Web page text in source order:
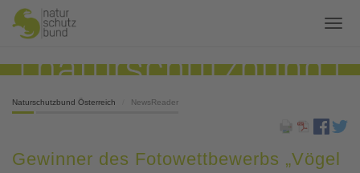
Naturschutzbund Österreich NewsReader
Gewinner des Fotowettbewerbs „Vögel